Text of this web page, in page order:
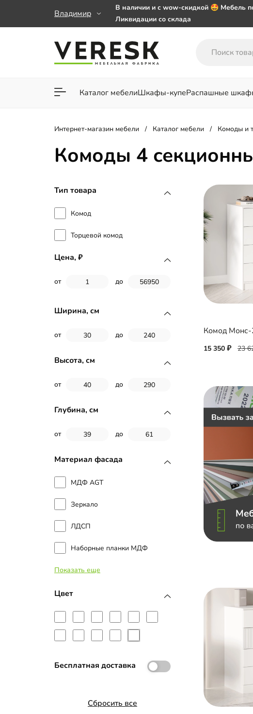
Владимир
В наличии и с wow-скидкой 🤩 Мебель
Ликвидации со склада
заказе от 50 000 ₽
Важно! Наш Whatsapp переехал на
Каталог мебелиШкафы-купеРаспашные
Для гостиной Для спальни
Интернет-магазин мебели Каталог мебели Комоды и
Комоды 4
Тип товара
Комод
Торцевой комод
Цена,
от до
Ширина, см
от до
Высота, см
от до
Глубина, см
от до
Материал фасада
МДФ AGT
Зеркало
ЛДСП
Наборные планки МДФ
МДФ с пленкой ПВХ
МДФ с эмалью
Рамка МДФ
Показать еще
Цвет
Бесплатная доставка
Сбросить все
Комод
15 350 23